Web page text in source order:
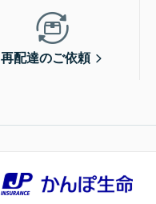
再配達のご依頼